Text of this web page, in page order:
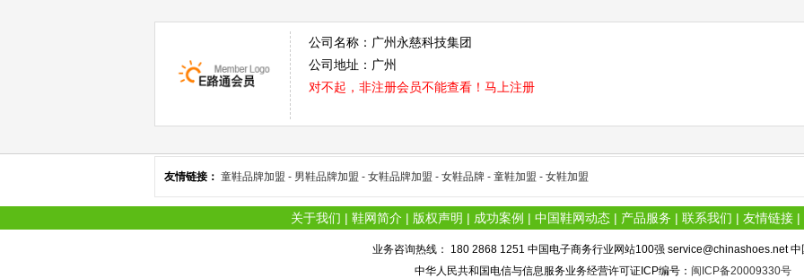
公司名称：广州永慈科技集团
公司地址：广州
对不起，非注册会员不能查看！ 马上注册
友情链接： 童鞋品牌加盟 - 男鞋品牌加盟 - 女鞋品牌加盟 - 女鞋品牌 - 童鞋加盟 - 女鞋加盟
关于我们 | 鞋网简介 | 版权声明 | 成功案例 | 中国鞋网动态 | 产品服务 | 联系我们 | 友情链接 |
业务咨询热线： 180 2868 1251 中国电子商务行业网站100强 service@chinashoes.net 中
中华人民共和国电信与信息服务业务经营许可证ICP编号： 闽ICP备20009330号